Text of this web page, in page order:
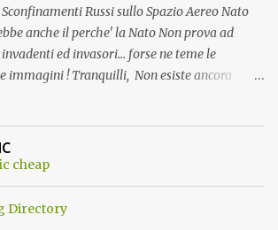
Russi sullo Spazio Aereo Nato
anche il perche' la Nato Non prova ad
ed invasori... forse ne teme le
immagini ! Tranquilli, Non esiste ancora
o forse una "False Flag", per provocare
che difficilmente da menti sane, potrebbe
cheap
Directory